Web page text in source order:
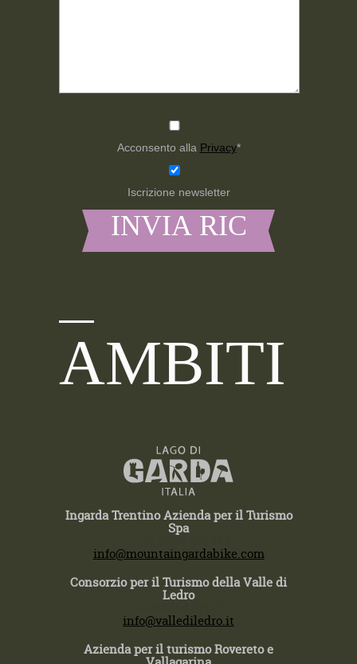
Acconsento alla Privacy*
Iscrizione newsletter
AMBITI
Ingarda Trentino Azienda per il Turismo
Spa
info@mountaingardabike.com
Consorzio per il Turismo della Valle di
Ledro
info@vallediledro.it
Azienda per il turismo Rovereto e